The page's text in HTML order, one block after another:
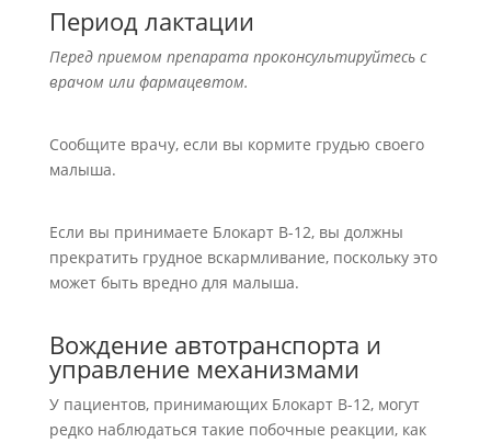
Период лактации
Перед приемом препарата проконсультируйтесь с
врачом или фармацевтом.
Сообщите врачу, если вы кормите грудью своего
малыша.
Если вы принимаете Блокарт В-12, вы должны
прекратить грудное вскармливание, поскольку это
может быть вредно для малыша.
Вождение автотранспорта и
управление механизмами
У пациентов, принимающих Блокарт В-12, могут
редко наблюдаться такие побочные реакции, как